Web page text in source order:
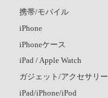
携帯/モバイル
iPhone
iPhoneケース
iPad / Apple Watch
ガジェット/アクセサリー
iPad/iPhone/iPod